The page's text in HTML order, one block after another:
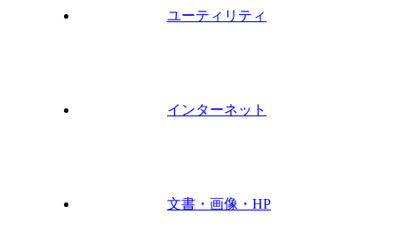
ユーティリティ
インターネット
文書・画像・HP